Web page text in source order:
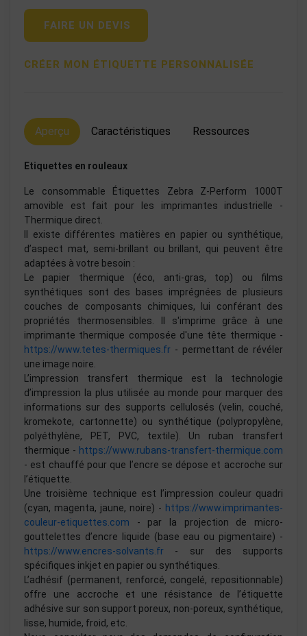
FAIRE UN DEVIS
CRÉER MON ÉTIQUETTE PERSONNALISÉE
Aperçu Caractéristiques Ressources
Etiquettes en rouleaux
Le consommable Étiquettes Zebra Z-Perform 1000T
amovible est fait pour les imprimantes industrielle -
Thermique direct.
Il existe différentes matières en papier ou synthétique,
d’aspect mat, semi-brillant ou brillant, qui peuvent être
adaptées à votre besoin :
Le papier thermique (éco, anti-gras, top) ou films
synthétiques sont des bases imprégnées de plusieurs
couches de composants chimiques, lui conférant des
propriétés thermosensibles. Il s'imprime grâce à une
imprimante thermique composée d'une tête thermique -
https://www.tetes-thermiques.fr - permettant de révéler
une image noire.
L’impression transfert thermique est la technologie
d’impression la plus utilisée au monde pour marquer des
informations sur des supports cellulosés (velin, couché,
kromekote, cartonnette) ou synthétique (polypropylène,
polyéthylène, PET, PVC, textile). Un ruban transfert
thermique - https://www.rubans-transfert-thermique.com
- est chauffé pour que l’encre se dépose et accroche sur
l’étiquette.
Une troisième technique est l’impression couleur quadri
(cyan, magenta, jaune, noire) - https://www.imprimantes-
couleur-etiquettes.com - par la projection de micro-
gouttelettes d’encre liquide (base eau ou pigmentaire) -
https://www.encres-solvants.fr - sur des supports
spécifiques inkjet en papier ou synthétiques.
L’adhésif (permanent, renforcé, congelé, repositionnable)
offre une accroche et une résistance de l’étiquette
adhésive sur son support poreux, non-poreux, synthétique,
lisse, humide, froid, etc.